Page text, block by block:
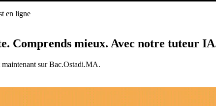
en ligne
Comprends mieux. Avec notre tuteur
sur Bac.Ostadi.MA.